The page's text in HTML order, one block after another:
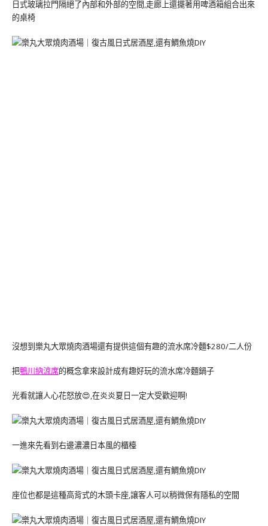
日式玻璃拉門隔絕了內部和外部的空間,走廊上還擺著用啤酒箱組合出來
的桌椅
沒想到樂丸大眾燒肉酒場還有提供這個有趣的流水席冷麵$280/二人份
把鴨川納涼席的概念拿來設計成有趣好玩的流水席冷麵鍋子
光看就讓人心花怒放😍,在炎炎夏日一定大受歡迎啊!
一進來先看到右邊濃濃日本風的櫃檯
座位也都是這種高背式的木頭卡座,讓客人可以稍微保有隱私的空間